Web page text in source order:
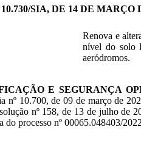
SIA, DE 14 DE MARÇO
Renova e
nível do solo
aeródromos.
E SEGURANÇA
nº 10.700, de 09 de março de
nº 158, de 13 de julho de
do processo nº 00065.048403/